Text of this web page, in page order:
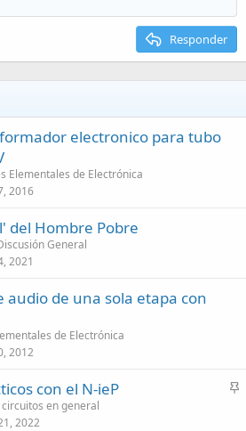
Responder
electronico para tubo
Elementales de Electrónica
2016
del Hombre Pobre
General
2021
audio de una sola etapa con
de Electrónica
2012
A
con el N-ieP
en general
2022